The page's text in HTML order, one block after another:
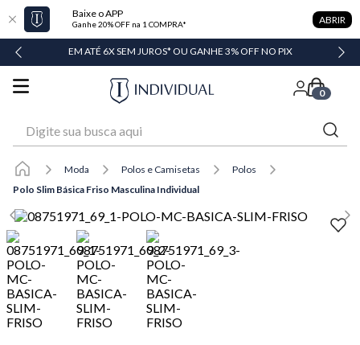
Baixe o APP
Ganhe 20% OFF na 1 COMPRA* ABRIR
EM ATÉ 6X SEM JUROS* OU GANHE 3% OFF NO PIX
0
Moda Polos e Camisetas
Polos
Polo Slim Básica Friso Masculina Individual